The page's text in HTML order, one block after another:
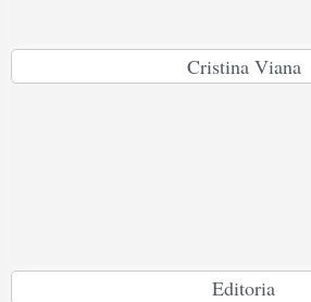
Cristina Viana
Editoria